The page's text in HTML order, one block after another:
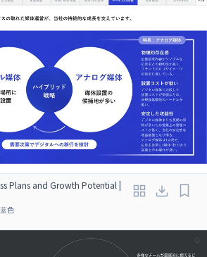
Plans and Growth Potential |
色